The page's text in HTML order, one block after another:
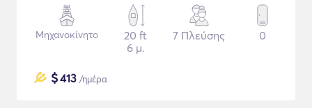
Μηχανοκίνητο
20 ft
6 μ.
7 Πλεύσης 0
$413 /ημέρα